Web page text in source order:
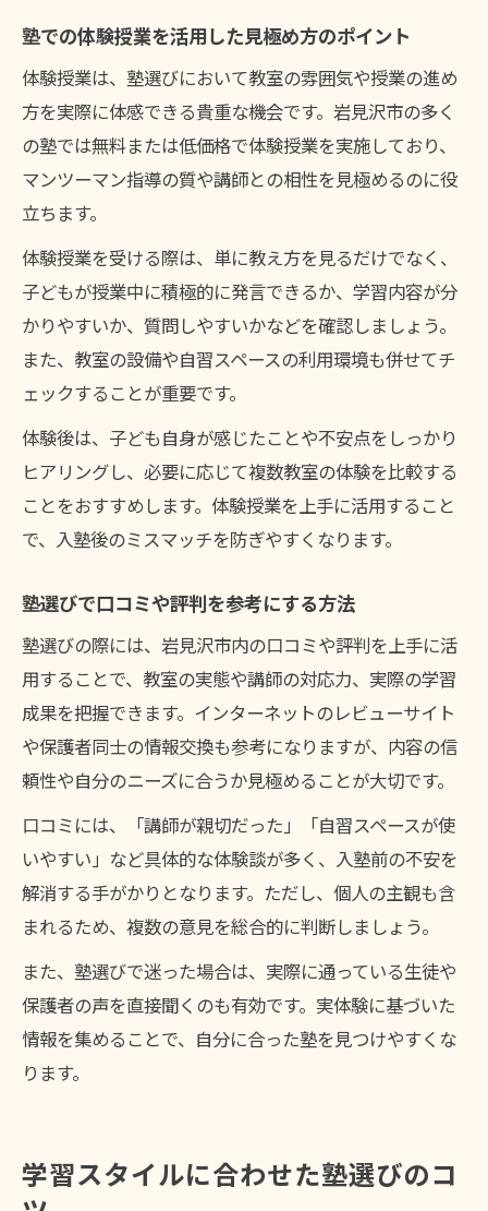
塾での体験授業を活用した見極め方のポイント
体験授業は、塾選びにおいて教室の雰囲気や授業の進め
方を実際に体感できる貴重な機会です。岩見沢市の多く
の塾では無料または低価格で体験授業を実施しており、
マンツーマン指導の質や講師との相性を見極めるのに役
立ちます。
体験授業を受ける際は、単に教え方を見るだけでなく、
子どもが授業中に積極的に発言できるか、学習内容が分
かりやすいか、質問しやすいかなどを確認しましょう。
また、教室の設備や自習スペースの利用環境も併せてチ
ェックすることが重要です。
体験後は、子ども自身が感じたことや不安点をしっかり
ヒアリングし、必要に応じて複数教室の体験を比較する
ことをおすすめします。体験授業を上手に活用すること
で、入塾後のミスマッチを防ぎやすくなります。
塾選びで口コミや評判を参考にする方法
塾選びの際には、岩見沢市内の口コミや評判を上手に活
用することで、教室の実態や講師の対応力、実際の学習
成果を把握できます。インターネットのレビューサイト
や保護者同士の情報交換も参考になりますが、内容の信
頼性や自分のニーズに合うか見極めることが大切です。
口コミには、「講師が親切だった」「自習スペースが使
いやすい」など具体的な体験談が多く、入塾前の不安を
解消する手がかりとなります。ただし、個人の主観も含
まれるため、複数の意見を総合的に判断しましょう。
また、塾選びで迷った場合は、実際に通っている生徒や
保護者の声を直接聞くのも有効です。実体験に基づいた
情報を集めることで、自分に合った塾を見つけやすくな
ります。
学習スタイルに合わせた塾選びのコ